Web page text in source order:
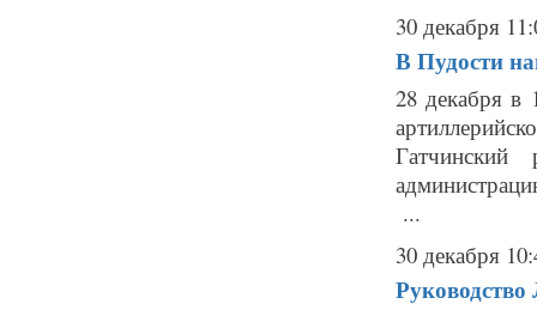
30 декабря
В Пудости
28 декабря
...
30 декабря